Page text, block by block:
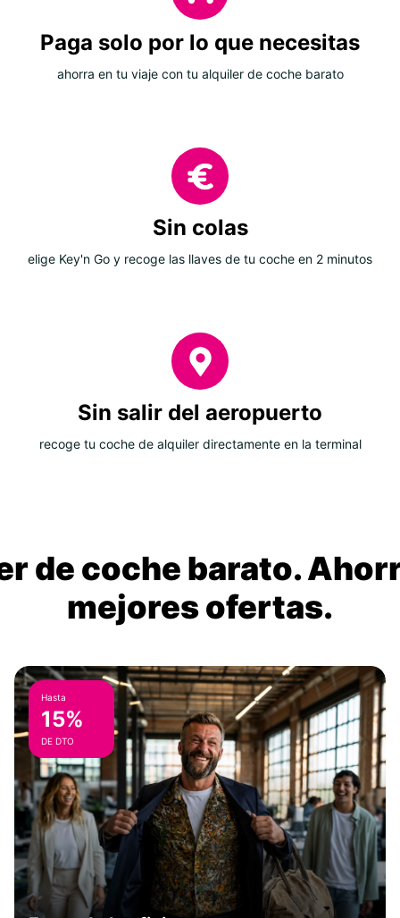
Paga solo por lo que necesitas
ahorra en tu viaje con tu alquiler de coche barato
Sin colas
elige Key'n Go y recoge las llaves de tu coche en 2 minutos
Sin salir del aeropuerto
recoge tu coche de alquiler directamente en la terminal
de coche barato.
mejores ofertas.
Hasta
15%
DE DTO